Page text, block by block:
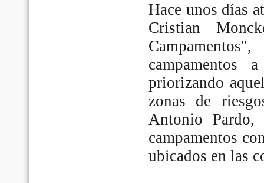
Hace unos días
Cristian
campamentos
priorizando
zonas de
Antonio Pardo,
campamentos
ubicados en las